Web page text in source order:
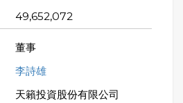
49,652,072
董事
李詩雄
天籟投資股份有限公司